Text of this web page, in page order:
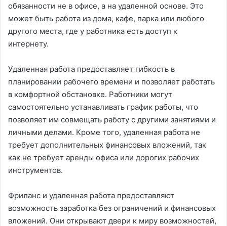
обязанности не в офисе, а на удаленной основе. Это
может быть работа из дома, кафе, парка или любого
другого места, где у работника есть доступ к
интернету.
Удаленная работа предоставляет гибкость в
планировании рабочего времени и позволяет работать
в комфортной обстановке. Работники могут
самостоятельно устанавливать график работы, что
позволяет им совмещать работу с другими занятиями и
личными делами. Кроме того, удаленная работа не
требует дополнительных финансовых вложений, так
как не требует аренды офиса или дорогих рабочих
инструментов.
Фриланс и удаленная работа предоставляют
возможность заработка без ограничений и финансовых
вложений. Они открывают двери к миру возможностей,